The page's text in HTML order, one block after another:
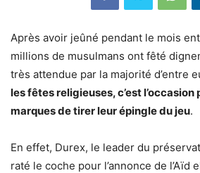
Après avoir jeûné pendant le mois
millions de musulmans ont fêté
très attendue par la majorité d’entre
les fêtes religieuses, c’est
marques de tirer leur épingle du jeu.
En effet, Durex, le leader du
raté le coche pour l’annonce de l’Aïd